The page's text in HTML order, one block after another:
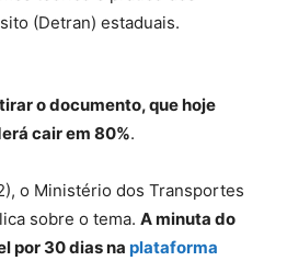
(Detran) estaduais.
o documento, que hoje
cair em 80%.
o Ministério dos Transportes
sobre o tema. A minuta do
por 30 dias na plataforma